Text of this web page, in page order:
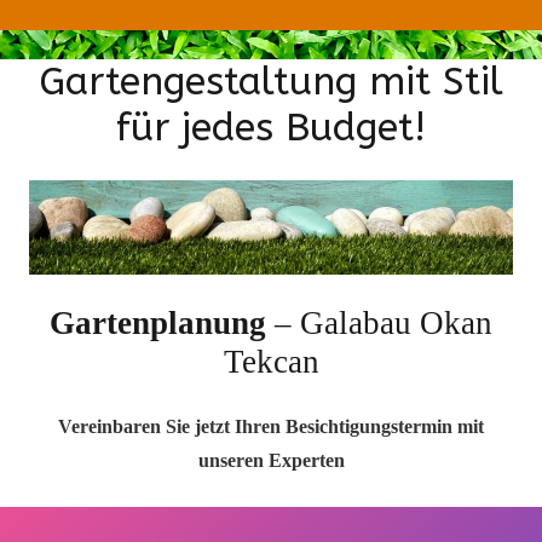
Gartengestaltung mit Stil
für jedes Budget!
Gartenplanung – Galabau Okan
Tekcan
Vereinbaren Sie jetzt Ihren Besichtigungstermin mit
unseren Experten